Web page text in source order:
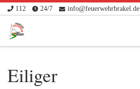
Zum Inhalt springen
112 24/7 info@feuerwehrbrakel.de
Eiliger